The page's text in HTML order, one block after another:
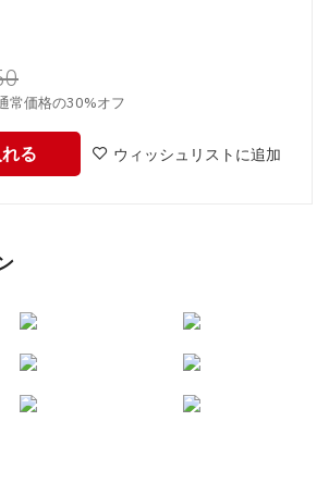
常価格の30%オフ
る ウィッシュリストに追加